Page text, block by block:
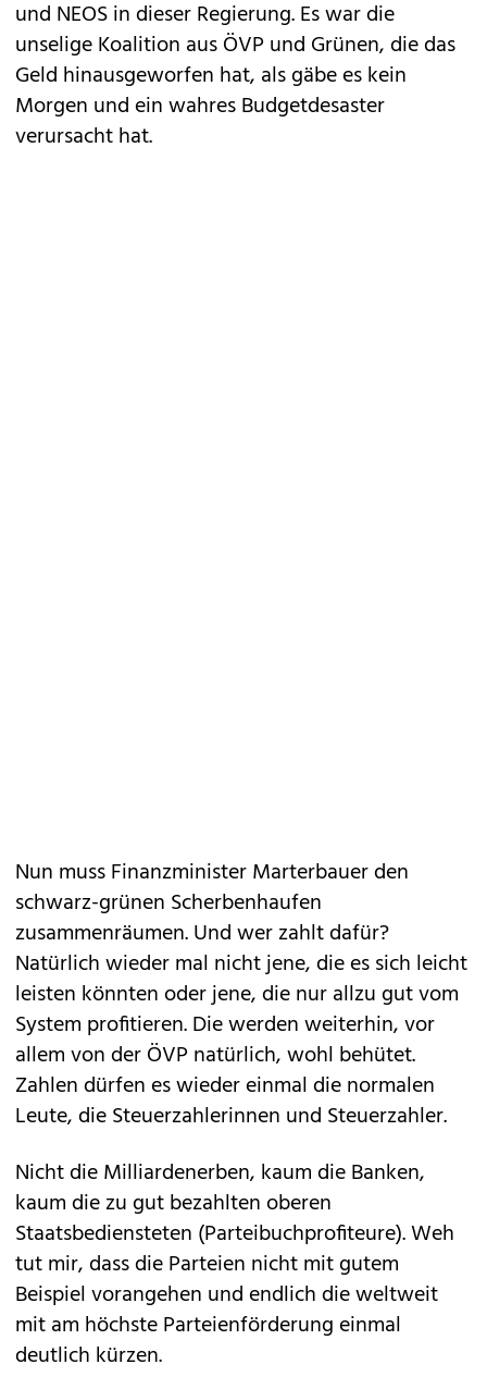
und NEOS in dieser Regierung. Es war die
unselige Koalition aus ÖVP und Grünen, die das
Geld hinausgeworfen hat, als gäbe es kein
Morgen und ein wahres Budgetdesaster
verursacht hat.
Nun muss Finanzminister Marterbauer den
schwarz-grünen Scherbenhaufen
zusammenräumen. Und wer zahlt dafür?
Natürlich wieder mal nicht jene, die es sich leicht
leisten könnten oder jene, die nur allzu gut vom
System profitieren. Die werden weiterhin, vor
allem von der ÖVP natürlich, wohl behütet.
Zahlen dürfen es wieder einmal die normalen
Leute, die Steuerzahlerinnen und Steuerzahler.
Nicht die Milliardenerben, kaum die Banken,
kaum die zu gut bezahlten oberen
Staatsbediensteten (Parteibuchprofiteure). Weh
tut mir, dass die Parteien nicht mit gutem
Beispiel vorangehen und endlich die weltweit
mit am höchste Parteienförderung einmal
deutlich kürzen.